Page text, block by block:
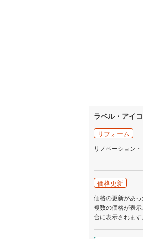
ラベル・アイ
リフォーム
リノベーション
価格更新
価格の更新があっ
複数の価格が表
合に表示されます